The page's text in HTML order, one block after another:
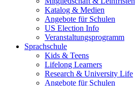
Katalog & Medien
Angebote für Schulen
US Election Info
Veranstaltungsprogramm
Sprachschule
Kids & Teens
Lifelong Learners
Research & University Life
Angebote für Schulen